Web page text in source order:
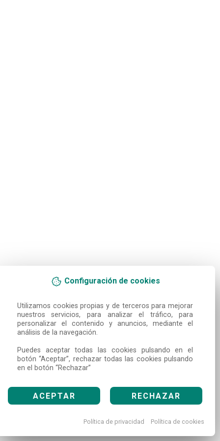
Configuración de cookies
Utilizamos cookies propias y de terceros para mejorar
nuestros servicios, para analizar el tráfico, para
personalizar el contenido y anuncios, mediante el
análisis de la navegación.
Puedes aceptar todas las cookies pulsando en el
botón “Aceptar”, rechazar todas las cookies pulsando
en el botón “Rechazar”
ACEPTAR RECHAZAR
Política de privacidad Política de cookies